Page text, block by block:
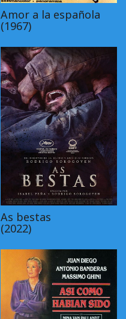
Amor a la española
(1967)
As bestas
(2022)